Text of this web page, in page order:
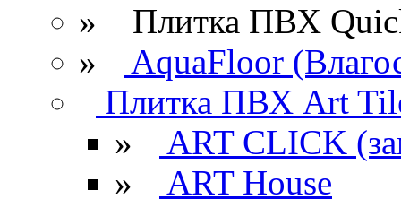
» Плитка ПВХ
»
AquaFloor
Плитка ПВХ Art
»
ART CLICK
»
ART House